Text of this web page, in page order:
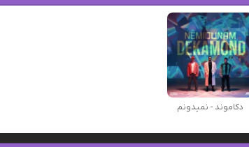
دکاموند - نمیدونم